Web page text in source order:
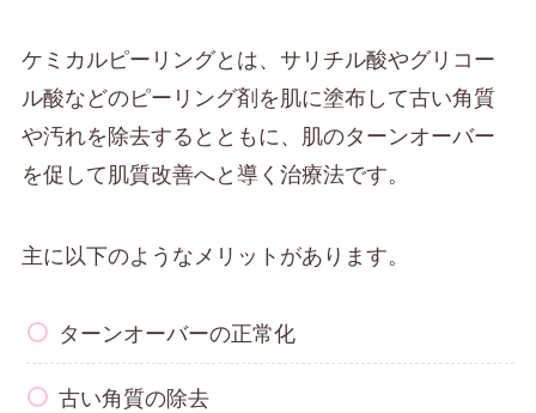
ケミカルピーリングとは、サリチル酸やグリコー
ル酸などのピーリング剤を肌に塗布して古い角質
や汚れを除去するとともに、肌のターンオーバー
を促して肌質改善へと導く治療法です。
主に以下のようなメリットがあります。
ターンオーバーの正常化
古い角質の除去